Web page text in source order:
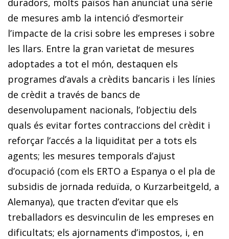
de mesures amb la intenció d’esmorteir
l’impacte de la crisi sobre les empreses i sobre
les llars. Entre la gran varietat de mesures
adoptades a tot el món, destaquen els
programes d’avals a crèdits bancaris i les línies
de crèdit a través de bancs de
desenvolupament nacionals, l’objectiu dels
quals és evitar fortes contraccions del crèdit i
reforçar l’accés a la liquiditat per a tots els
agents; les mesures temporals d’ajust
d’ocupació (com els ERTO a Espanya o el pla de
subsidis de jornada reduïda, o Kurzarbeitgeld, a
Alemanya), que tracten d’evitar que els
treballadors es desvinculin de les empreses en
dificultats; els ajornaments d’impostos, i, en